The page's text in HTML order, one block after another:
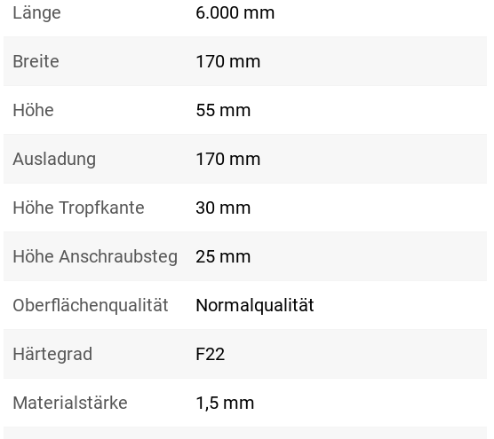
Länge 6.000 mm
Breite 170 mm
Höhe 55 mm
Ausladung 170 mm
Höhe Tropfkante 30 mm
Höhe Anschraubsteg 25 mm
Oberflächenqualität Normalqualität
Härtegrad F22
Materialstärke 1,5 mm